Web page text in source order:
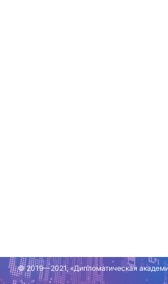
© 2019—2021, «Дипломатическая